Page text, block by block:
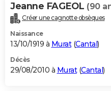
Jeanne FAGEOL (90
Créer une cagnotte obsèques
Naissance
13/10/1919 à Murat(Cantal)
Décès
29/08/2010 à Murat(Cantal)